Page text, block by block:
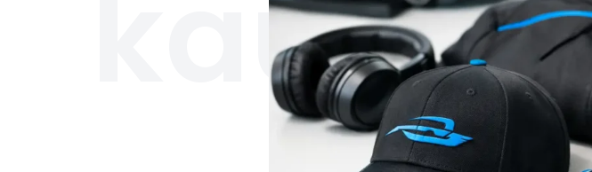
kaufen